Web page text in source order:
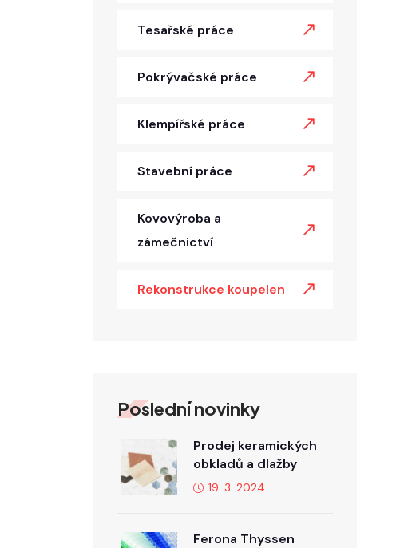
Tesařské práce
Pokrývačské práce
Klempířské práce
Stavební práce
Kovovýroba a
zámečnictví
Rekonstrukce koupelen
Poslední novinky
Prodej keramických
obkladů a dlažby
19. 3. 2024
Ferona Thyssen